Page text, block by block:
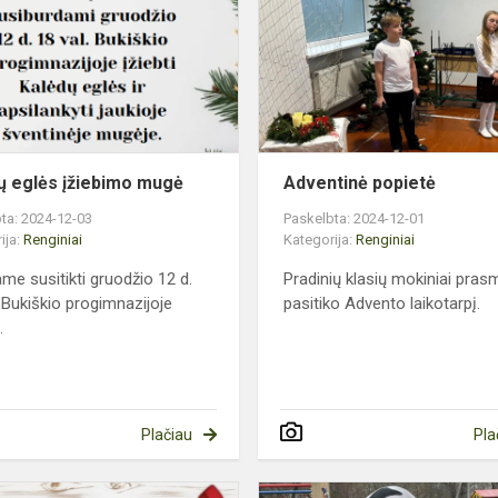
įžiebimo
mugė
eglės įžiebimo mugė
2024-12-03
Renginiai
susitikti gruodžio 12 d.
progimnazijoje
Plačiau
Adventinė popietė
Paskelbta: 2024-12-01
Kategorija:Renginiai
Pradinių klasių mokiniai
pasitiko Advento laikotarpį.
Kalėdų